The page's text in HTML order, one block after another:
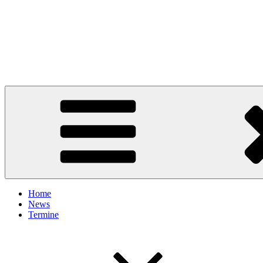
Home
News
Termine